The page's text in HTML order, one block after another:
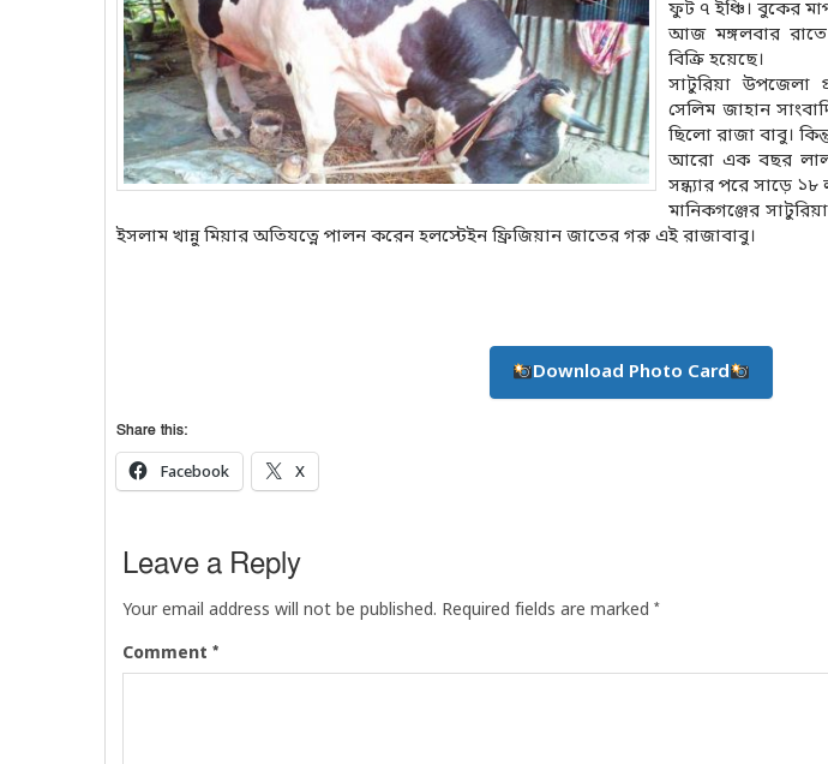
ফুট ৭ ইঞ্চি। বুকের
আজ মঙ্গলবার রাতে
বিক্রি হয়েছে।
সাটুরিয়া উপজেলা
সেলিম জাহান
ছিলো রাজা বাবু।
আরো এক বছর
সন্ধ্যার পরে সাড়ে ১৮
মানিকগঞ্জের
ইসলাম খান্নু মিয়ার অতিযত্নে পালন করেন হলস্টেইন ফ্রিজিয়ান জাতের গরু এই রাজাবাবু।
Download Photo Card
Share this:
Facebook X
Leave a Reply
Your email address will not be published. Required fields are marked *
Comment *